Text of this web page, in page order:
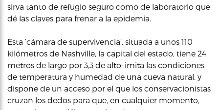
sirva tanto de refugio seguro como de laboratorio que
dé las claves para frenar a la epidemia.
Esta ‘cámara de supervivencia’, situada a unos 110
kilómetros de Nashville, la capital del estado, tiene 24
metros de largo por 3,3 de alto; imita las condiciones
de temperatura y humedad de una cueva natural, y
dispone de un acceso por el que los conservacionistas
cruzan los dedos para que, en cualquier momento,